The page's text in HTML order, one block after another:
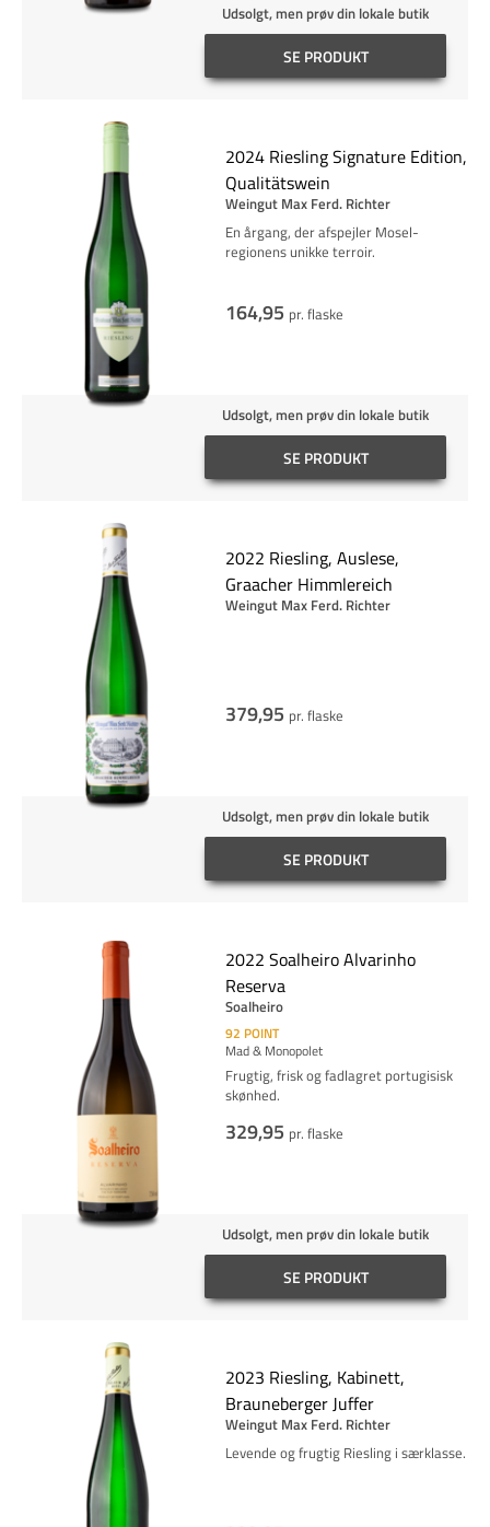
Udsolgt, men prøv din lokale butik
SE PRODUKT
2024 Riesling Signature Edition,
Qualitätswein
Weingut Max Ferd. Richter
En årgang, der afspejler Mosel-
regionens unikke terroir.
164,95 pr. flaske
Udsolgt, men prøv din lokale butik
SE PRODUKT
2022 Riesling, Auslese,
Graacher Himmlereich
Weingut Max Ferd. Richter
379,95 pr. flaske
Udsolgt, men prøv din lokale butik
SE PRODUKT
2022 Soalheiro Alvarinho
Reserva
Soalheiro
92 POINT
Mad & Monopolet
Frugtig, frisk og fadlagret portugisisk
skønhed.
329,95 pr. flaske
Udsolgt, men prøv din lokale butik
SE PRODUKT
2023 Riesling, Kabinett,
Brauneberger Juffer
Weingut Max Ferd. Richter
Levende og frugtig Riesling i særklasse.